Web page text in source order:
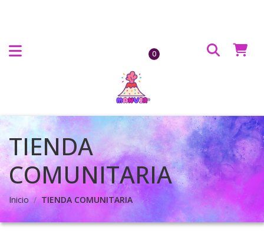
0
TIENDA
COMUNITARIA
Inicio TIENDA COMUNITARIA